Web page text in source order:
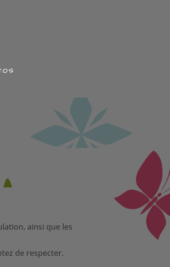
ainsi que les
de respecter.